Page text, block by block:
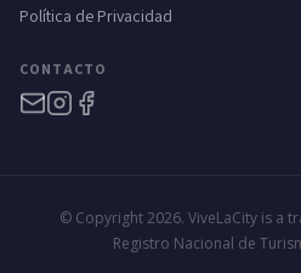
Política de Privacidad
CONTACTO
© Copyright 2026. ViveLaCity is a
Registro Nacional de